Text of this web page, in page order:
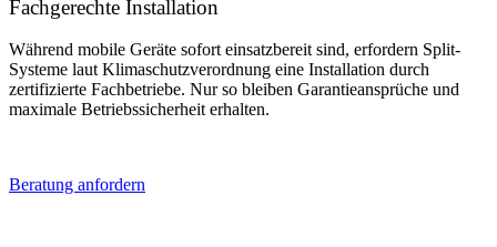
Fachgerechte Installation
Während mobile Geräte sofort einsatzbereit sind, erfordern Split-
Systeme laut Klimaschutzverordnung eine Installation durch
zertifizierte Fachbetriebe. Nur so bleiben Garantieansprüche und
maximale Betriebssicherheit erhalten.
Beratung anfordern